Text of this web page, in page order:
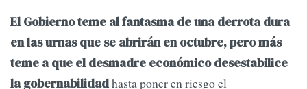
El Gobierno teme al fantasma de una derrota dura
en las urnas que se abrirán en octubre, pero más
teme a que el desmadre económico desestabilice
la gobernabilidadhasta poner en riesgo el